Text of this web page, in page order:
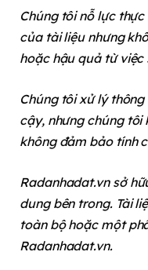
Chúng tôi nỗ lực
của tài liệu nhưng
hoặc hậu quả từ
Chúng tôi xử lý
cậy, nhưng chúng tôi
không đảm bảo tính
Radanhadat.vn sở
dung bên trong. Tài
toàn bộ hoặc một
Radanhadat.vn.